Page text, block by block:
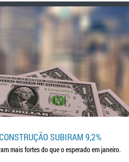
SUBIRAM 9,2%
mais fortes do que o esperado em janeiro.